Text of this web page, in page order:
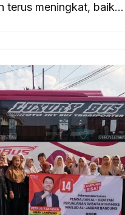
terus meningkat, baik…